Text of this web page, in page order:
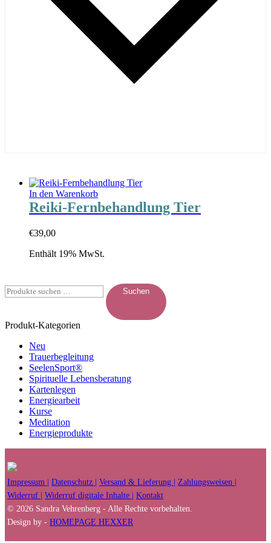
In den Warenkorb
Reiki-Fernbehandlung Tier
€39,00
Enthält 19% MwSt.
Suchen
nach:
Suchen
Produkt-Kategorien
Neu
Trauerbegleitung
SeelenSport®
Spirituelle Lebensberatung
Kartenlegen
Energiearbeit
Kurse
Meditation
Energieprodukte
Impressum | Datenschutz | Versand & Lieferung |
Zahlungsweisen |
Widerruf |
Widerruf digitale Inhalte |
Kontakt
© 2026 Sandra Vehrenberg - Alle Rechte vorbehalten.
Design by - HOMEPAGE HEXXER